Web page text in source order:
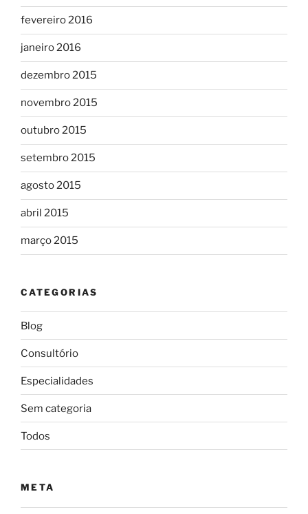
fevereiro 2016
janeiro 2016
dezembro 2015
novembro 2015
outubro 2015
setembro 2015
agosto 2015
abril 2015
março 2015
CATEGORIAS
Blog
Consultório
Especialidades
Sem categoria
Todos
META